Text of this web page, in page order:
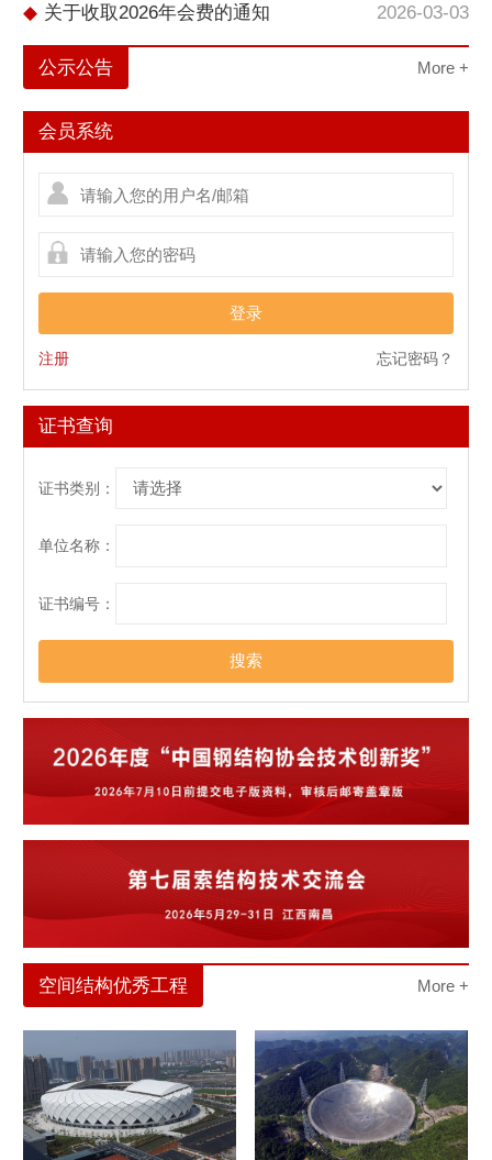
◆ 关于收取2026年会费的通知 2026-03-03
公示公告 More +
会员系统
登录
注册 忘记密码？
证书查询
证书类别：
单位名称：
证书编号：
搜索
空间结构优秀工程 More +